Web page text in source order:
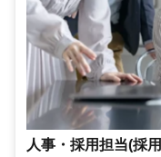
人事・採用担当(採